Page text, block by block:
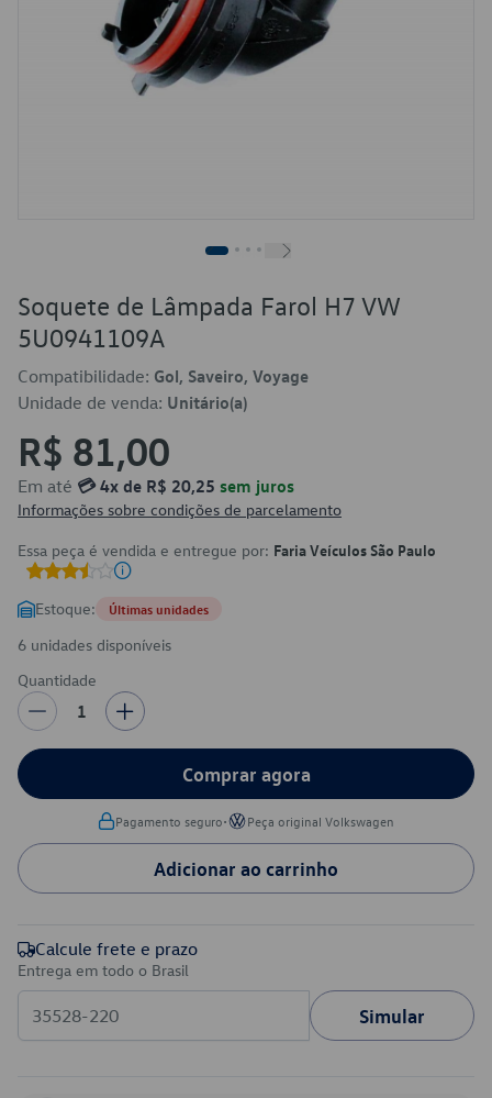
Soquete de Lâmpada Farol H7 VW
5U0941109A
Compatibilidade: Gol, Saveiro, Voyage
Unidade de venda: Unitário(a)
R$ 81,00
Em até 💳 4x de R$ 20,25 sem juros
Informações sobre condições de parcelamento
Essa peça é vendida e entregue por: Faria Veículos São Paulo
Estoque: Últimas unidades
6 unidades disponíveis
Quantidade
1
Comprar agora
Pagamento seguro• Peça original Volkswagen
Adicionar ao carrinho
Calcule frete e prazo
Entrega em todo o Brasil
Simular